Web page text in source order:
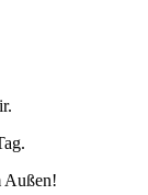
Außen!